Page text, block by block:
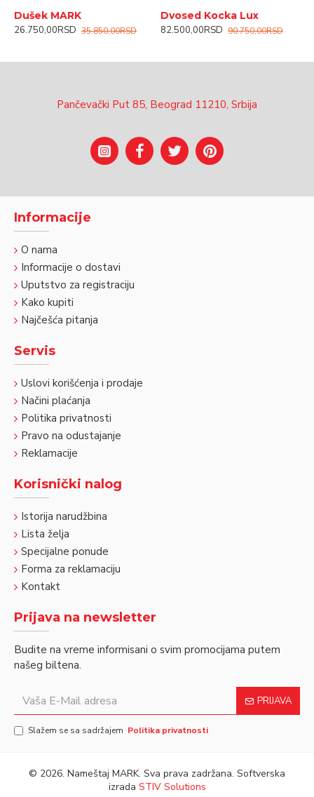
Dušek MARK
26.750,00RSD 35.850,00RSD
Dvosed Kocka Lux
82.500,00RSD 90.750,00RSD
Pančevački Put 85, Beograd 11210, Srbija
Informacije
O nama
Informacije o dostavi
Uputstvo za registraciju
Kako kupiti
Najčešća pitanja
Servis
Uslovi korišćenja i prodaje
Načini plaćanja
Politika privatnosti
Pravo na odustajanje
Reklamacije
Korisnički nalog
Istorija narudžbina
Lista želja
Specijalne ponude
Forma za reklamaciju
Kontakt
Prijava na newsletter
Budite na vreme informisani o svim promocijama putem
našeg biltena.
PRIJAVA
Slažem se sa sadržajem Politika privatnosti
© 2026. Nameštaj MARK. Sva prava zadržana. Softverska
izrada STIV Solutions